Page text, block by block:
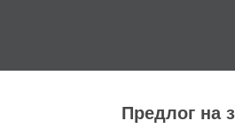
Предлог на